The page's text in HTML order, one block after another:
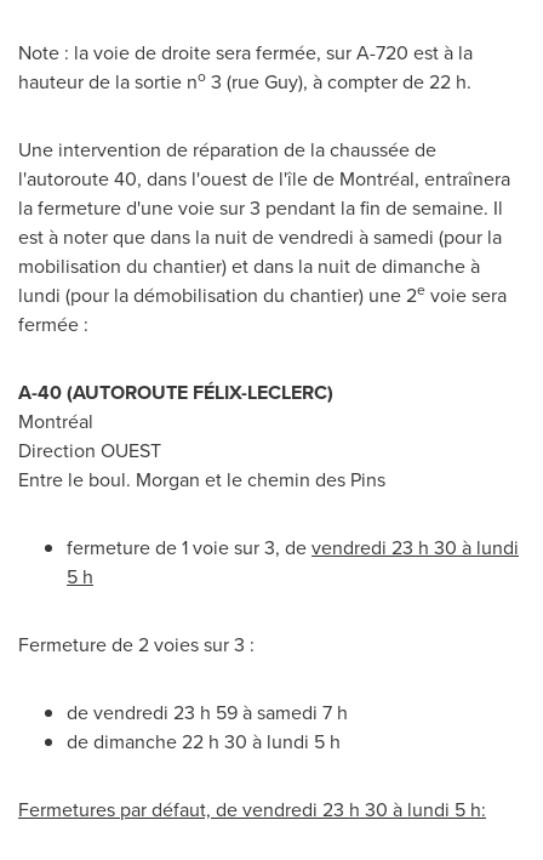
Note : la voie de droite sera fermée, sur A-720 est à la
hauteur de la sortie no 3 (rue Guy), à compter de 22 h.
Une intervention de réparation de la chaussée de
l'autoroute 40, dans l'ouest de l'île de Montréal, entraînera
la fermeture d'une voie sur 3 pendant la fin de semaine. Il
est à noter que dans la nuit de vendredi à samedi (pour la
mobilisation du chantier) et dans la nuit de dimanche à
lundi (pour la démobilisation du chantier) une 2e voie sera
fermée :
A-40 (AUTOROUTE FÉLIX-LECLERC)
Montréal
Direction OUEST
Entre le boul. Morgan et le chemin des Pins
fermeture de 1 voie sur 3, devendredi 23 h 30 à lundi
5 h
Fermeture de 2 voies sur 3 :
de vendredi 23 h 59 à samedi 7 h
de dimanche 22 h 30 à lundi 5 h
Fermetures par défaut, de vendredi 23 h 30 à lundi 5 h: